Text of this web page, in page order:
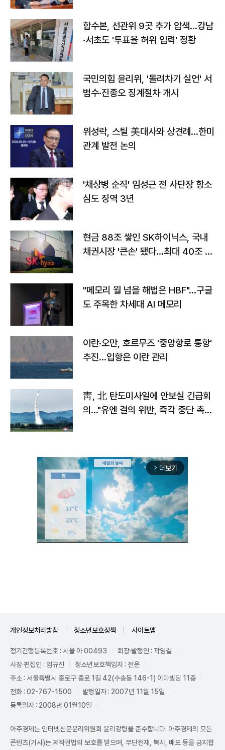
합수본, 선관위 9곳 추가 압색…강남
·서초도 '투표율 허위 입력' 정황
국민의힘 윤리위, '돌려차기 실언' 서
범수·진종오 징계절차 개시
위성락, 스틸 美대사와 상견례…한미
관계 발전 논의
'채상병 순직' 임성근 전 사단장 항소
심도 징역 3년
현금 88조 쌓인 SK하이닉스, 국내
채권시장 '큰손' 됐다…최대 40조 투
"메모리 월 넘을 해법은 HBF"…구글
도 주목한 차세대 AI 메모리
이란·오만, 호르무즈 '중앙항로 통항'
추진…입항은 이란 관리
靑, 北 탄도미사일에 안보실 긴급회
의…"유엔 결의 위반, 즉각 중단 촉
arrow_forward_ios 더보기
개인정보처리방침 청소년보호정책 사이트맵
정기간행등록번호 : 서울 아 00493
회장·발행인 : 곽영길
사장·편집인 : 임규진
청소년보호책임자 : 전운
주소 : 서울특별시 종로구 종로 1길 42(수송동 146-1) 이마빌딩 11층
전화 : 02-767-1500
발행일자 : 2007년 11월 15일
등록일자 : 2008년 01월10일
아주경제는 인터넷신문윤리위원회 윤리강령을 준수합니다. 아주경제의 모든
콘텐츠(기사)는 저작권법의 보호를 받으며, 무단전재, 복사, 배포 등을 금지합